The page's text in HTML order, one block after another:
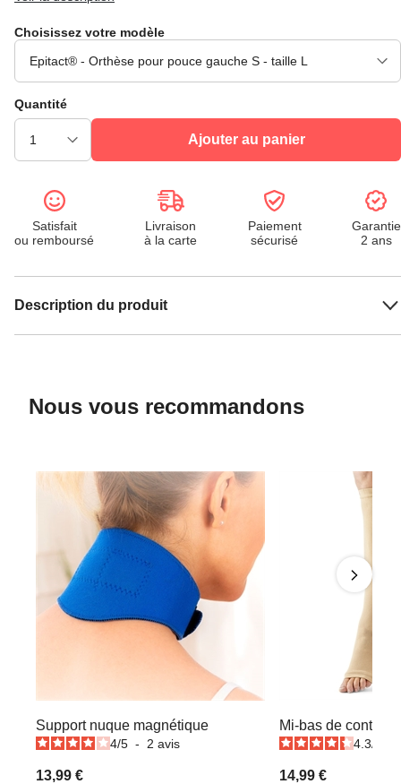
Choisissez votre modèle
Quantité
Ajouter au panier
Satisfait
ou remboursé
Livraison
à la carte
Paiement
sécurisé
Garantie
2 ans
Description du produit
Nous vous recommandons
Support nuque magnétique
4/5 - 2 avis
13,99 €
Mi-bas de
4.3/
14,99 €